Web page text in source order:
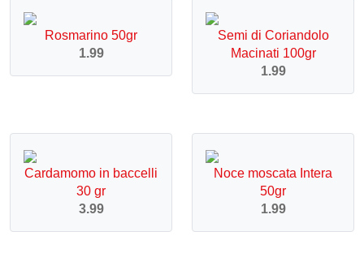
Rosmarino 50gr
1.99
Semi di Coriandolo
Macinati 100gr
1.99
Cardamomo in baccelli
30 gr
3.99
Noce moscata Intera
50gr
1.99